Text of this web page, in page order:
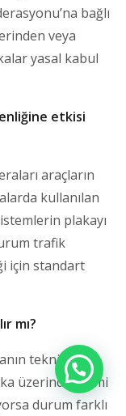
bağlı
veya
yasal kabul
etkisi
araçların
kullanılan
plakayı
trafik
için standart
mı?
teknik
üzerinde resmi
durum farklı